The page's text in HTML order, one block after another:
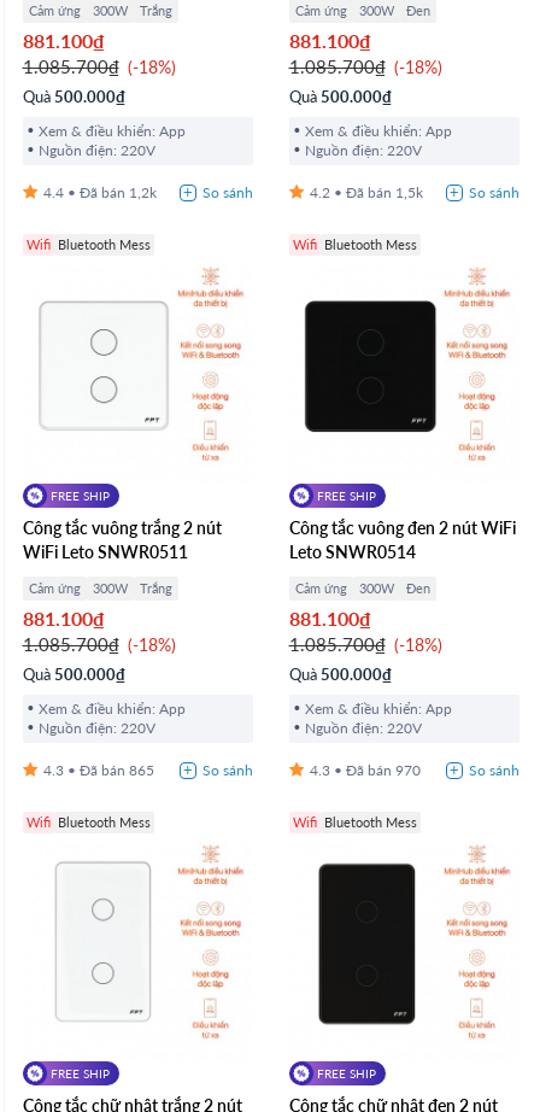
Cảm ứng 300W Trắng
881.100₫
1.085.700₫ -18%
Quà 500.000₫
Xem & điều khiển: App
Nguồn điện: 220V
4.4 1,2k
Cảm ứng 300W Đen
881.100₫
1.085.700₫ -18%
Quà 500.000₫
Xem & điều khiển: App
Nguồn điện: 220V
4.2 1,5k
Wifi Bluetooth Mess
FREE SHIP
Công tắc vuông trắng 2 nút
WiFi Leto SNWR0511
Cảm ứng 300W Trắng
881.100₫
1.085.700₫ -18%
Quà 500.000₫
Xem & điều khiển: App
Nguồn điện: 220V
4.3 865
Wifi Bluetooth Mess
FREE SHIP
Công tắc vuông đen 2 nút WiFi
Leto SNWR0514
Cảm ứng 300W Đen
881.100₫
1.085.700₫ -18%
Quà 500.000₫
Xem & điều khiển: App
Nguồn điện: 220V
4.3 970
Wifi Bluetooth Mess
FREE SHIP
Công tắc chữ nhật trắng 2 nút
Wifi Bluetooth Mess
FREE SHIP
Công tắc chữ nhật đen 2 nút